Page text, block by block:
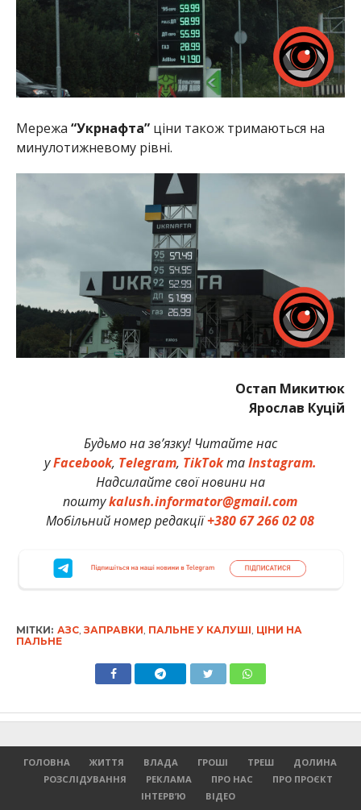
Мережа “Укрнафта”ціни також тримаються на
минулотижневому рівні.
Остап Микитюк
Ярослав Куцій
Будьмо на зв’язку! Читайте нас
уFacebook, Telegram, TikTokтаInstagram.
Надсилайте свої новини на
поштуkalush.informator@gmail.com
Мобільний номер редакції+380 67 266 02 08
МІТКИ: АЗС, ЗАПРАВКИ ПАЛЬНЕ У КАЛУШІ ЦІНИ НА
ПАЛЬНЕ
ГОЛОВНА ЖИТТЯ ВЛАДА ГРОШІ ТРЕШ
ДОЛИНА
РОЗСЛІДУВАННЯ
РЕКЛАМА ПРО НАС
ПРО ПРОЄКТ
ІНТЕРВ’Ю
ВІДЕО